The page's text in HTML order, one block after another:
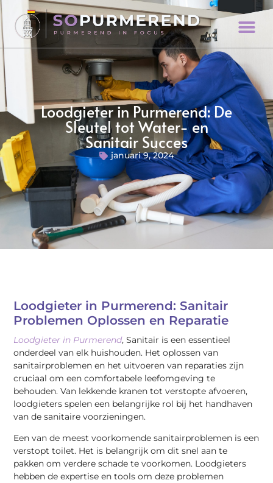
Loodgieter in Purmerend: De
Sleutel tot Water- en
Sanitair Succes
januari 9, 2024
Loodgieter in Purmerend: Sanitair
Problemen Oplossen en Reparatie
Loodgieter in Purmerend, Sanitair is een essentieel
onderdeel van elk huishouden. Het oplossen van
sanitairproblemen en het uitvoeren van reparaties zijn
cruciaal om een comfortabele leefomgeving te
behouden. Van lekkende kranen tot verstopte afvoeren,
loodgieters spelen een belangrijke rol bij het handhaven
van de sanitaire voorzieningen.
Een van de meest voorkomende sanitairproblemen is een
verstopt toilet. Het is belangrijk om dit snel aan te
pakken om verdere schade te voorkomen. Loodgieters
hebben de expertise en tools om deze problemen